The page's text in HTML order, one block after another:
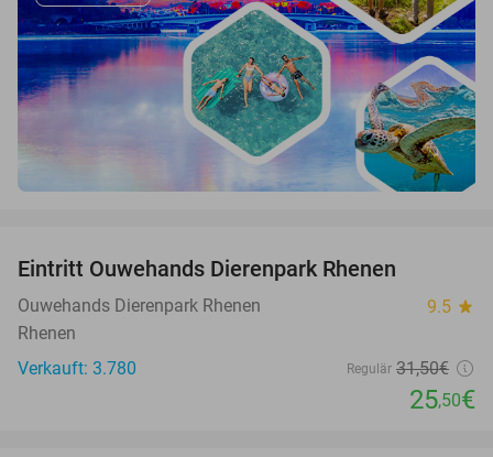
Eintritt Ouwehands Dierenpark Rhenen
Ouwehands Dierenpark Rhenen 9.5 star
Rhenen
Verkauft: 3.780
Regulär 31,50€
25,50€